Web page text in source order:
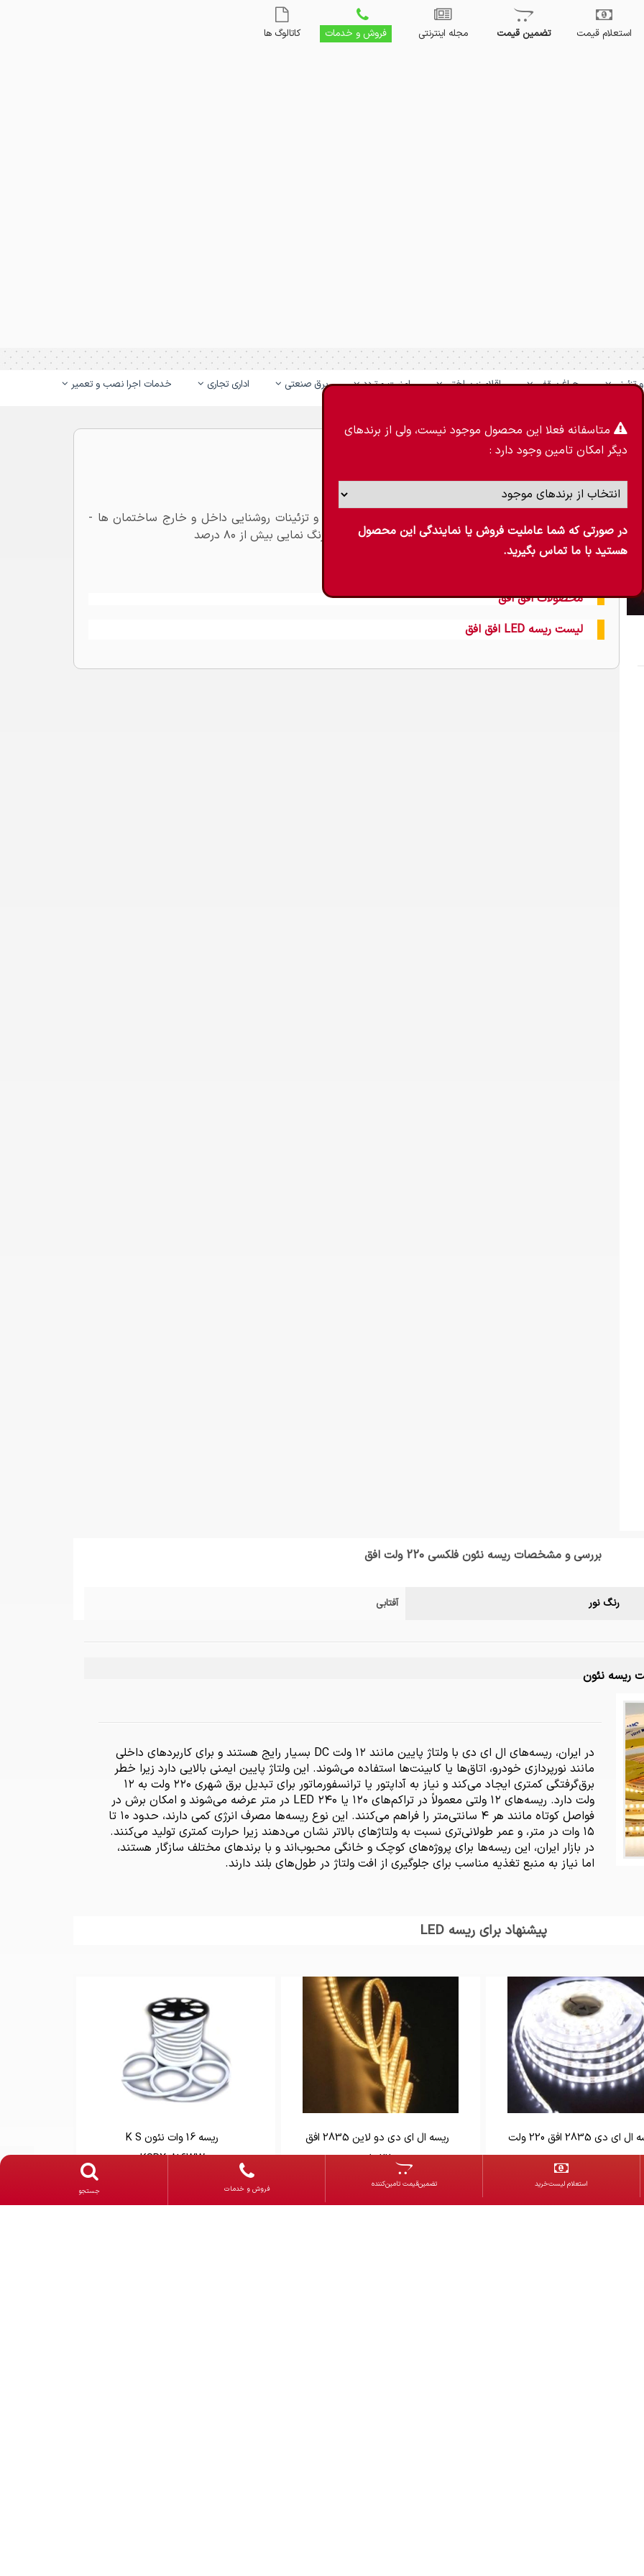
استعلام قیمت تضمین قیمت مجله اینترنتی فروش و خدمات کاتالوگ ها
تزئینی چراغ سقفی اقلام زیرساختی امنیت و تردد برق صنعتی اداری تجاری خدمات اجرا نصب و تعمیر
متاسفانه فعلا این محصول موجود نیست، ولی از برندهای
دیگر امکان تامین وجود دارد :
در صورتی که شما عاملیت فروش یا نمایندگی این محصول
هستید با ما تماس بگیرید.
ریسه نئون فلکسی 220 ولت افق - موجود در سه
رنگ نور آفتابی، مهتابی و امبر - مناسب برای نورپردازی و تزئینات روشنایی داخل و خارج ساختمان ها -
نوع ریسه ال ای دی - ولتاژ مصرفی 220 ولت - شاخص رنگ نمایی بیش از ۸۰ درصد
ساخت ایران
محصولات افق افق
لیست ریسه LED افق افق
بررسی و مشخصات ریسه نئون فلکسی 220 ولت افق
رنگ نور آفتابی
در ایران، ریسه‌های ال ای دی با ولتاژ پایین مانند ۱۲ ولت DC بسیار رایج هستند و برای کاربردهای داخلی
مانند نورپردازی خودرو، اتاق‌ها یا کابینت‌ها استفاده می‌شوند. این ولتاژ پایین ایمنی بالایی دارد زیرا خطر
برق‌گرفتگی کمتری ایجاد می‌کند و نیاز به آداپتور یا ترانسفورماتور برای تبدیل برق شهری ۲۲۰ ولت به ۱۲
ولت دارد. ریسه‌های ۱۲ ولتی معمولاً در تراکم‌های ۱۲۰ یا ۲۴۰ LED در متر عرضه می‌شوند و امکان برش در
فواصل کوتاه مانند هر ۴ سانتی‌متر را فراهم می‌کنند. این نوع ریسه‌ها مصرف انرژی کمی دارند، حدود ۱۰ تا
۱۵ وات در متر، و عمر طولانی‌تری نسبت به ولتاژهای بالاتر نشان می‌دهند زیرا حرارت کمتری تولید می‌کنند.
در بازار ایران، این ریسه‌ها برای پروژه‌های کوچک و خانگی محبوب‌اند و با برندهای مختلف سازگار هستند،
اما نیاز به منبع تغذیه مناسب برای جلوگیری از افت ولتاژ در طول‌های بلند دارند.
پیشنهاد برای ریسه LED
ای دی 2835 افق 220 ولت
ریسه ال ای دی دو لاین 2835 افق
220 ولت
ریسه 16 وات نئون K S
KSRX0816WW
-
جستجو فروش و خدمات تضمین‌قیمت تامین‌کننده استعلام‌ لیست‌خرید